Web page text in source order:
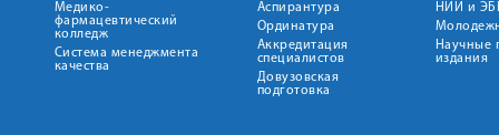
Медико-
фармацевтический
колледж
Система менеджмента
качества
Аспирантура
Ординатура
Аккредитация
специалистов
Довузовская
подготовка
НИИ и
Научные
издания